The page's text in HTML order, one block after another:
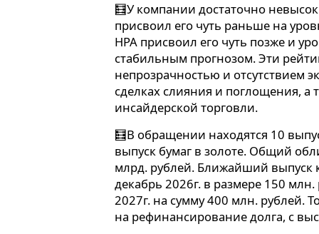
🧮У компании достаточно
присвоил его чуть раньше на
НРА присвоил его чуть позже и
стабильным прогнозом. Эти
непрозрачностью и отсутствием
сделках слияния и поглощения,
инсайдерской торговли.
🧮В обращении находятся 10
выпуск бумаг в золоте. Общий
млрд. рублей. Ближайший выпуск
декабрь 2026г. в размере 150
2027г. на сумму 400 млн. рублей.
на рефинансирование долга, с